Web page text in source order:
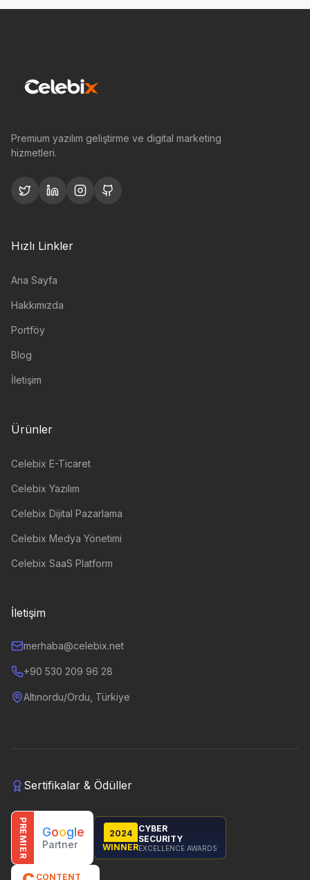
Premium yazılım geliştirme ve digital marketing
hizmetleri.
Hızlı Linkler
Ana Sayfa
Hakkımızda
Portföy
Blog
İletişim
Ürünler
Celebix E-Ticaret
Celebix Yazılım
Celebix Dijital Pazarlama
Celebix Medya Yönetimi
Celebix SaaS Platform
İletişim
merhaba@celebix.net
+90 530 209 96 28
Altınordu/Ordu, Türkiye
Sertifikalar & Ödüller
PREMIER Google
Partner
2024
WINNER
CYBER
SECURITY
EXCELLENCE AWARDS
CONTENT